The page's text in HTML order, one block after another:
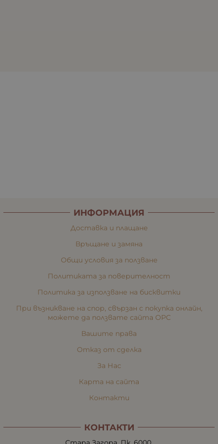
ИНФОРМАЦИЯ
Доставка и плащане
Връщане и замяна
Общи условия за ползване
Политиката за поверителност
Политика за използване на бисквитки
При възникване на спор, свързан с покупка онлайн,
можете да ползвате сайта ОРС
Вашите права
Отказ от сделка
За Нас
Карта на сайта
Контакти
КОНТАКТИ